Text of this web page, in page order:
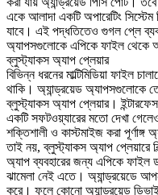
একে আলাদা একটি অপারেটিং সিস্টেম
যাবে। এই পদ্ধতিতেও গুগল প্লে
অ্যাপসগুলোকে এপিকে ফাইল থেকে
ব্লুস্ট্যাকস অ্যাপ প্লেয়ার
বিভিন্ন ধরনের মাল্টিমিডিয়া ফাইল
থাকি। অ্যান্ড্রয়েড অ্যাপসগুলোকে
ব্লুস্ট্যাকস অ্যাপ প্লেয়ার।
একটি সফটওয়্যারের মতো দেখা
শক্তিশালী ও কাস্টমাইজ করা পূর্ণাঙ্গ
তাই নয়, ব্লুস্ট্যাকস অ্যাপ প্লেয়ারে
অ্যাপ ব্যবহারের জন্য এপিকে ফাইল
ঝামেলা নেই এতে। অ্যান্ড্রয়েডে
করে। ফলে কোনো অ্যান্ড্রয়েড